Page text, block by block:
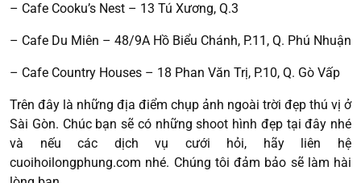
– Cafe Cooku’s Nest – 13 Tú Xương, Q.3
– Cafe Du Miên – 48/9A Hồ Biểu Chánh, P.11, Q. Phú Nhuận
– Cafe Country Houses – 18 Phan Văn Trị, P.10, Q. Gò Vấp
Trên đây là những địa điểm chụp ảnh ngoài trời đẹp thú vị ở
Sài Gòn. Chúc bạn sẽ có những shoot hình đẹp tại đây nhé
và nếu các dịch vụ cưới hỏi, hãy liên hệ
cuoihoilongphung.com nhé. Chúng tôi đảm bảo sẽ làm hài